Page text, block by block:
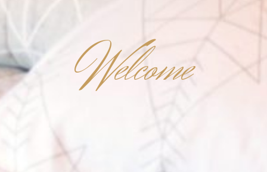
W
elcome